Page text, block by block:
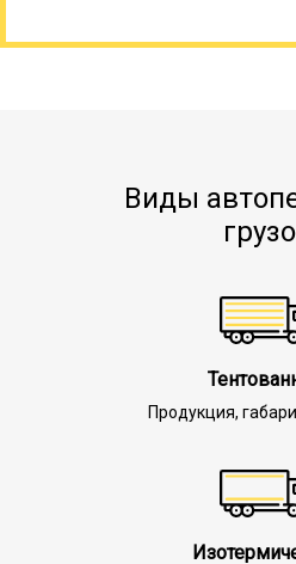
Виды
Продукция,